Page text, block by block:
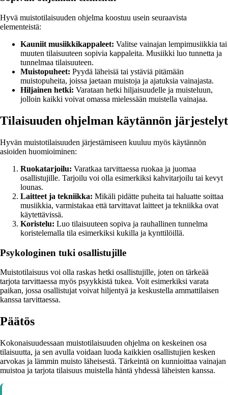
Hyvä muistotilaisuuden ohjelma koostuu usein seuraavista
elementeistä:
Kauniit musiikkikappaleet: Valitse vainajan lempimusiikkia tai
muuten tilaisuuteen sopivia kappaleita. Musiikki luo tunnetta ja
tunnelmaa tilaisuuteen.
Muistopuheet: Pyydä läheisiä tai ystäviä pitämään
muistopuheita, joissa jaetaan muistoja ja ajatuksia vainajasta.
Hiljainen hetki: Varataan hetki hiljaisuudelle ja muisteluun,
jolloin kaikki voivat omassa mielessään muistella vainajaa.
Tilaisuuden ohjelman käytännön järjestelyt
Hyvän muistotilaisuuden järjestämiseen kuuluu myös käytännön
asioiden huomioiminen:
Ruokatarjoilu: Varatkaa tarvittaessa ruokaa ja juomaa
osallistujille. Tarjoilu voi olla esimerkiksi kahvitarjoilu tai kevyt
lounas.
Laitteet ja tekniikka: Mikäli pidätte puheita tai haluatte soittaa
musiikkia, varmistakaa että tarvittavat laitteet ja tekniikka ovat
käytettävissä.
Koristelu: Luo tilaisuuteen sopiva ja rauhallinen tunnelma
koristelemalla tila esimerkiksi kukilla ja kynttilöillä.
Psykologinen tuki osallistujille
Muistotilaisuus voi olla raskas hetki osallistujille, joten on tärkeää
tarjota tarvittaessa myös psyykkistä tukea. Voit esimerkiksi varata
paikan, jossa osallistujat voivat hiljentyä ja keskustella ammattilaisen
kanssa tarvittaessa.
Päätös
Kokonaisuudessaan muistotilaisuuden ohjelma on keskeinen osa
tilaisuutta, ja sen avulla voidaan luoda kaikkien osallistujien kesken
arvokas ja lämmin muisto läheisestä. Tärkeintä on kunnioittaa vainajan
muistoa ja tarjota tilaisuus muistella häntä yhdessä läheisten kanssa.